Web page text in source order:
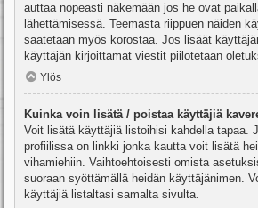
auttaa nopeasti näkemään jos he ovat
lähettämisessä. Teemasta riippuen näiden
saatetaan myös korostaa. Jos lisäät
käyttäjän kirjoittamat viestit piilotetaan
Ylös
Kuinka voin lisätä / poistaa käyttäjiä
Voit lisätä käyttäjiä listoihisi kahdella tapaa.
profiilissa on linkki jonka kautta voit lisätä
vihamiehiin. Vaihtoehtoisesti omista
suoraan syöttämällä heidän käyttäjänimen.
käyttäjiä listaltasi samalta sivulta.